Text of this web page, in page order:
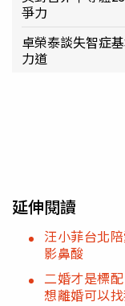
爭力
卓榮泰談失智症
力道
延伸閱讀
汪小菲台北
影鼻酸
二婚才是標
想離婚可以